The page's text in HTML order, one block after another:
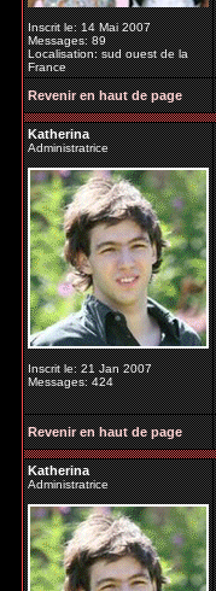
Inscrit le: 14 Mai 2007
Messages: 89
Localisation: sud ouest de la
France
Revenir en haut de page
Katherina
Administratrice
Inscrit le: 21 Jan 2007
Messages: 424
Revenir en haut de page
Katherina
Administratrice